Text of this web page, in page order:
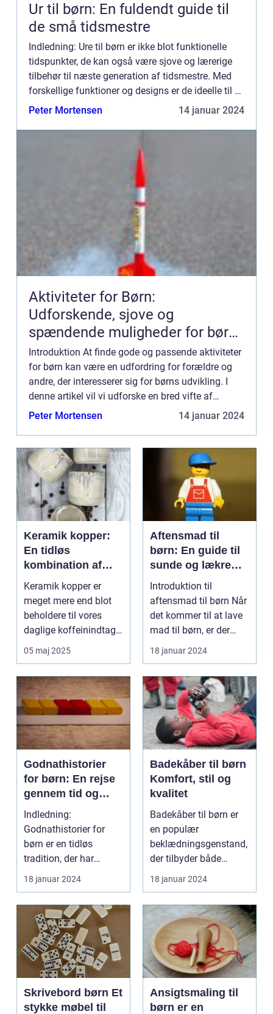
Ur til børn: En fuldendt guide til
de små tidsmestre
Indledning: Ure til børn er ikke blot funktionelle
tidspunkter, de kan også være sjove og lærerige
tilbehør til næste generation af tidsmestre. Med
forskellige funktioner og designs er de ideelle til at
hjælpe børn med at udvikle deres tidsbevidsthed...
Peter Mortensen 14 januar 2024
Aktiviteter for Børn:
Udforskende, sjove og
spændende muligheder for børn i
alle aldre
Introduktion At finde gode og passende aktiviteter
for børn kan være en udfordring for forældre og
andre, der interesserer sig for børns udvikling. I
denne artikel vil vi udforske en bred vifte af
aktiviteter, der passer til børn i alle aldre, og giv...
Peter Mortensen 14 januar 2024
Keramik kopper:
En tidløs
kombination af
æstetik og
funktionalitet
Keramik kopper er
meget mere end blot
beholdere til vores
daglige koffeinindtag.
De repræsente...
05 maj 2025
Aftensmad til
børn: En guide til
sunde og lækre
måltider
Introduktion til
aftensmad til børn Når
det kommer til at lave
mad til børn, er der
mange faktorer,...
18 januar 2024
Godnathistorier
for børn: En rejse
gennem tid og
fantasi
Indledning:
Godnathistorier for
børn er en tidløs
tradition, der har
beriget generationer af
små læs...
18 januar 2024
Badekåber til børn
Komfort, stil og
kvalitet
Badekåber til børn er
en populær
beklædningsgenstand,
der tilbyder både
komfort og stil. Uanset
om d...
18 januar 2024
Skrivebord børn Et
stykke møbel til
Ansigtsmaling til
børn er en